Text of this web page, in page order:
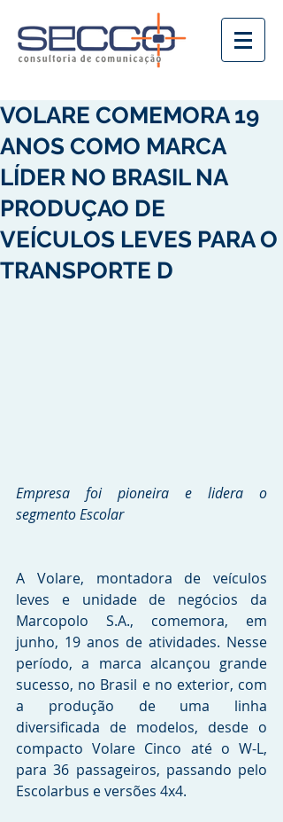
VOLARE COMEMORA 19
ANOS COMO MARCA
LÍDER NO BRASIL NA
PRODUÇAO DE
VEÍCULOS LEVES PARA O
TRANSPORTE D
Empresa foi pioneira e lidera o
segmento Escolar
A Volare, montadora de veículos
leves e unidade de negócios da
Marcopolo S.A., comemora, em
junho, 19 anos de atividades. Nesse
período, a marca alcançou grande
sucesso, no Brasil e no exterior, com
a produção de uma linha
diversificada de modelos, desde o
compacto Volare Cinco até o W-L,
para 36 passageiros, passando pelo
Escolarbus e versões 4x4.